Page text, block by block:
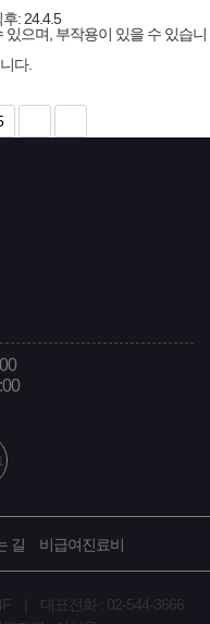
: 24.4.5
으며, 부작용이 있을 수 있습니
다.
길 비급여진료비
| 대표전화 : 02-544-3666